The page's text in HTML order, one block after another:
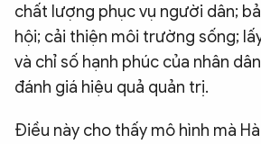
chất lượng phục vụ người dân;
hội; cải thiện môi trường sống;
và chỉ số hạnh phúc của nhân
đánh giá hiệu quả quản trị.
Điều này cho thấy mô hình mà